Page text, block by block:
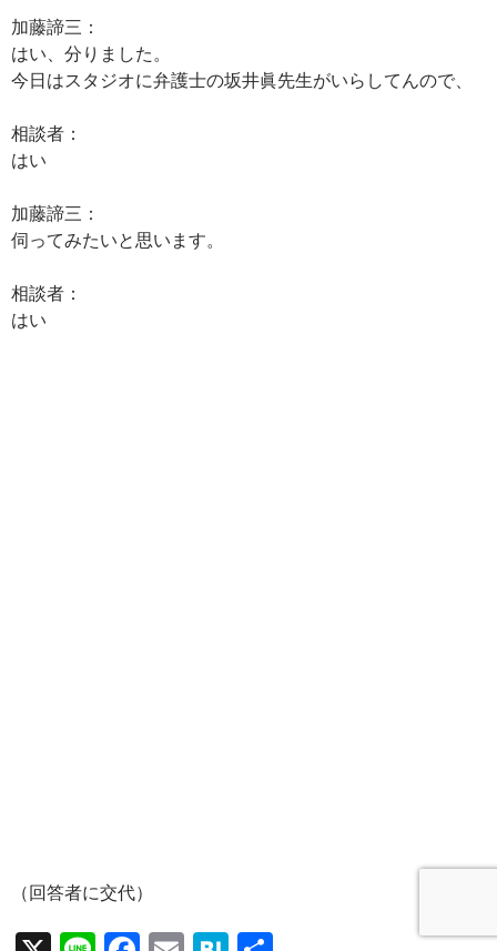
加藤諦三：
はい、分りました。
今日はスタジオに弁護士の坂井眞先生がいらしてんので、
相談者：
はい
加藤諦三：
伺ってみたいと思います。
相談者：
はい
（回答者に交代）